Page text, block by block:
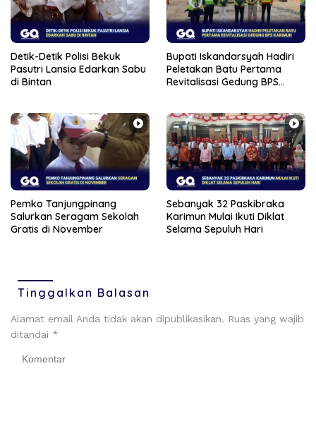
Detik-Detik Polisi Bekuk
Pasutri Lansia Edarkan Sabu
di Bintan
Bupati Iskandarsyah Hadiri
Peletakan Batu Pertama
Revitalisasi Gedung BPS
Pemko Tanjungpinang
Salurkan Seragam Sekolah
Gratis di November
Sebanyak 32 Paskibraka
Karimun Mulai Ikuti Diklat
Selama Sepuluh Hari
Tinggalkan Balasan
Alamat email Anda tidak akan dipublikasikan. Ruas yang wajib
ditandai *